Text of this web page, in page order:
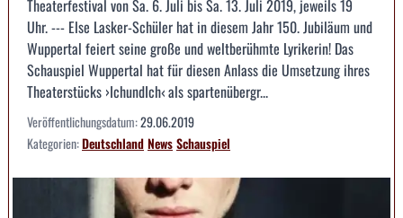
Theaterfestival von Sa. 6. Juli bis Sa. 13. Juli 2019, jeweils 19
Uhr. --- Else Lasker-Schüler hat in diesem Jahr 150. Jubiläum und
Wuppertal feiert seine große und weltberühmte Lyrikerin! Das
Schauspiel Wuppertal hat für diesen Anlass die Umsetzung ihres
Theaterstücks ›IchundIch‹ als spartenübergr...
Veröffentlichungsdatum:29.06.2019
Kategorien:DeutschlandNewsSchauspiel